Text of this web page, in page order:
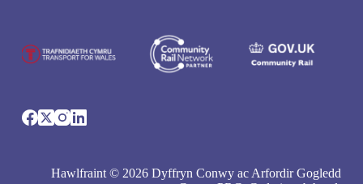
Hawlfraint © 2026 Dyffryn Conwy ac Arfordir Gogledd